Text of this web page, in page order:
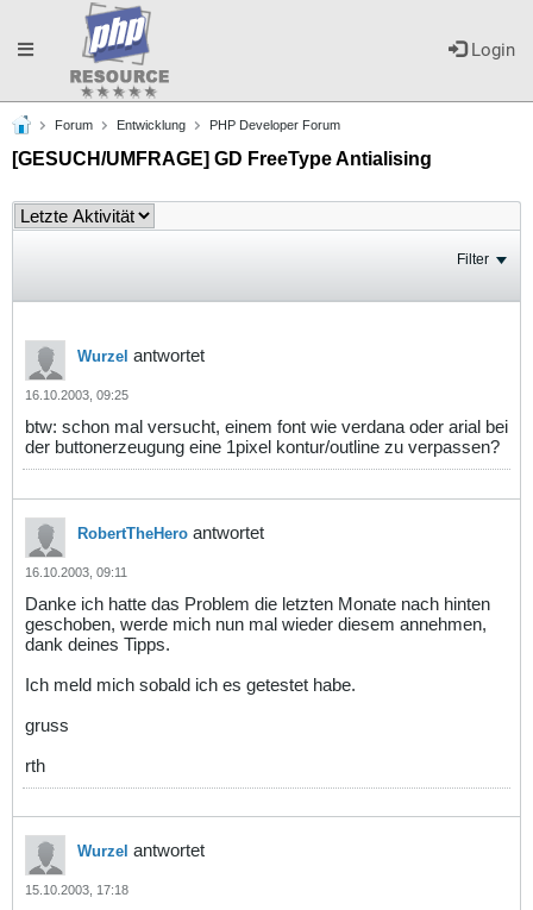
Login
Toggle
navigation
Forum Entwicklung PHP Developer Forum
[GESUCH/UMFRAGE] GD FreeType Antialising
Filter
Wurzel antwortet
16.10.2003, 09:25
btw: schon mal versucht, einem font wie verdana oder arial bei
der buttonerzeugung eine 1pixel kontur/outline zu verpassen?
RobertTheHero antwortet
16.10.2003, 09:11
Danke ich hatte das Problem die letzten Monate nach hinten
geschoben, werde mich nun mal wieder diesem annehmen,
dank deines Tipps.
Ich meld mich sobald ich es getestet habe.
gruss
rth
Wurzel antwortet
15.10.2003, 17:18